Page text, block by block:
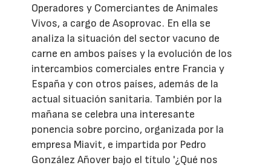
Operadores y Comerciantes de Animales
Vivos, a cargo de Asoprovac. En ella se
analiza la situación del sector vacuno de
carne en ambos países y la evolución de los
intercambios comerciales entre Francia y
España y con otros países, además de la
actual situación sanitaria. También por la
mañana se celebra una interesante
ponencia sobre porcino, organizada por la
empresa Miavit, e impartida por Pedro
González Añover bajo el título '¿Qué nos